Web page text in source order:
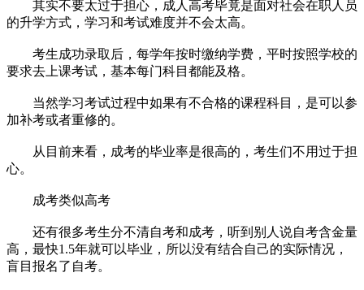
其实不要太过于担心，成人高考毕竟是面对社会在职人员
的升学方式，学习和考试难度并不会太高。
考生成功录取后，每学年按时缴纳学费，平时按照学校的
要求去上课考试，基本每门科目都能及格。
当然学习考试过程中如果有不合格的课程科目，是可以参
加补考或者重修的。
从目前来看，成考的毕业率是很高的，考生们不用过于担
心。
成考类似高考
还有很多考生分不清自考和成考，听到别人说自考含金量
高，最快1.5年就可以毕业，所以没有结合自己的实际情况，
盲目报名了自考。